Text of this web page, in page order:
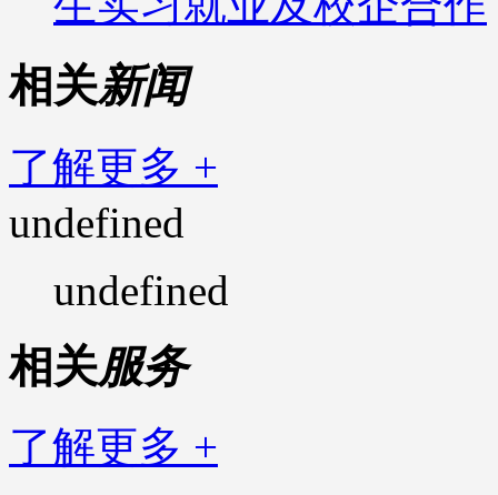
相关新闻
了解更多 +
undefined
undefined
相关服务
了解更多 +